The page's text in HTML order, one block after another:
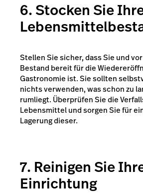
6. Stocken Sie
Stellen Sie sicher, dass Sie und
Bestand bereit für die
Gastronomie ist. Sie sollten
nichts verwenden, was schon zu
rumliegt. Überprüfen Sie die
Lebensmittel und sorgen Sie für
Lagerung dieser.
7. Reinigen Sie
Einrichtung